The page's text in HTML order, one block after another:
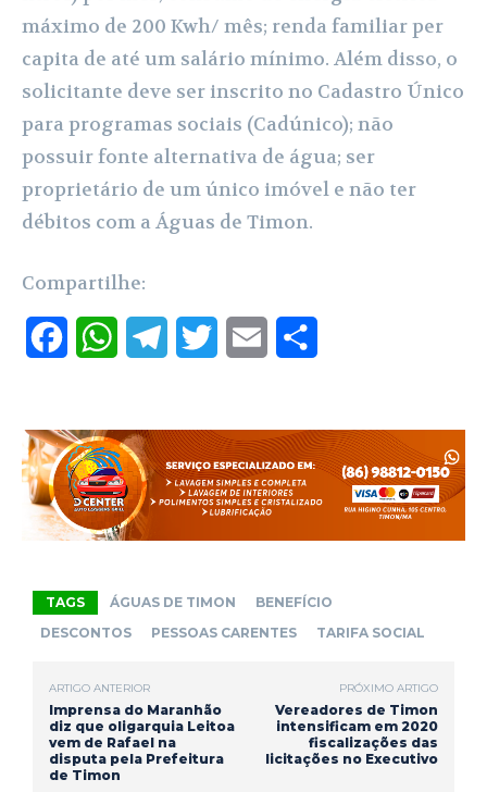
máximo de 200 Kwh/ mês; renda familiar per
capita de até um salário mínimo. Além disso, o
solicitante deve ser inscrito no Cadastro Único
para programas sociais (Cadúnico); não
possuir fonte alternativa de água; ser
proprietário de um único imóvel e não ter
débitos com a Águas de Timon.
Compartilhe:
e
b
o
k
W
t
s
A
p
e
g
r
m
t
t
e
i
l
r
e
TAGS ÁGUAS DE TIMON
BENEFÍCIO
DESCONTOS
PESSOAS CARENTES TARIFA SOCIAL
ARTIGO ANTERIOR
Imprensa do Maranhão
diz que oligarquia Leitoa
vem de Rafael na
disputa pela Prefeitura
de Timon
PRÓXIMO ARTIGO
Vereadores de Timon
intensificam em 2020
fiscalizações das
licitações no Executivo